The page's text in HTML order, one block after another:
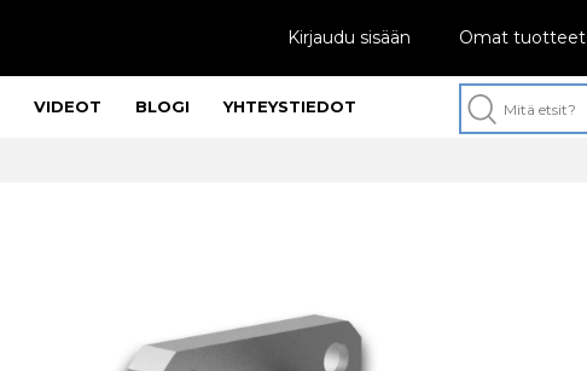
Kirjaudu sisään Omat tuotteet
VIDEOT BLOGI YHTEYSTIEDOT